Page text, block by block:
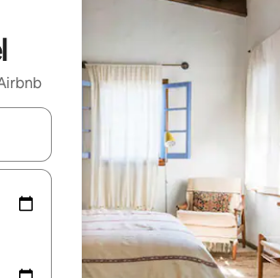
navegar usando las teclas de las flechas